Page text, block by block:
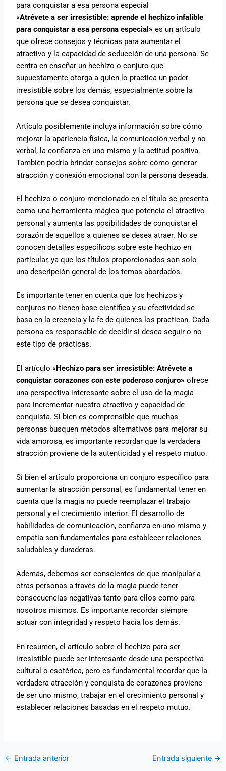
para conquistar a esa persona especial
«Atrévete a ser irresistible: aprende el hechizo infalible
para conquistar a esa persona especial» es un artículo
que ofrece consejos y técnicas para aumentar el
atractivo y la capacidad de seducción de una persona. Se
centra en enseñar un hechizo o conjuro que
supuestamente otorga a quien lo practica un poder
irresistible sobre los demás, especialmente sobre la
persona que se desea conquistar.
Artículo posiblemente incluya información sobre cómo
mejorar la apariencia física, la comunicación verbal y no
verbal, la confianza en uno mismo y la actitud positiva.
También podría brindar consejos sobre cómo generar
atracción y conexión emocional con la persona deseada.
El hechizo o conjuro mencionado en el título se presenta
como una herramienta mágica que potencia el atractivo
personal y aumenta las posibilidades de conquistar el
corazón de aquellos a quienes se desea atraer. No se
conocen detalles específicos sobre este hechizo en
particular, ya que los títulos proporcionados son solo
una descripción general de los temas abordados.
Es importante tener en cuenta que los hechizos y
conjuros no tienen base científica y su efectividad se
basa en la creencia y la fe de quienes los practican. Cada
persona es responsable de decidir si desea seguir o no
este tipo de prácticas.
El artículo «Hechizo para ser irresistible: Atrévete a
conquistar corazones con este poderoso conjuro» ofrece
una perspectiva interesante sobre el uso de la magia
para incrementar nuestro atractivo y capacidad de
conquista. Si bien es comprensible que muchas
personas busquen métodos alternativos para mejorar su
vida amorosa, es importante recordar que la verdadera
atracción proviene de la autenticidad y el respeto mutuo.
Si bien el artículo proporciona un conjuro específico para
aumentar la atracción personal, es fundamental tener en
cuenta que la magia no puede reemplazar el trabajo
personal y el crecimiento interior. El desarrollo de
habilidades de comunicación, confianza en uno mismo y
empatía son fundamentales para establecer relaciones
saludables y duraderas.
Además, debemos ser conscientes de que manipular a
otras personas a través de la magia puede tener
consecuencias negativas tanto para ellos como para
nosotros mismos. Es importante recordar siempre
actuar con integridad y respeto hacia los demás.
En resumen, el artículo sobre el hechizo para ser
irresistible puede ser interesante desde una perspectiva
cultural o esotérica, pero es fundamental recordar que la
verdadera atracción y conquista de corazones proviene
de ser uno mismo, trabajar en el crecimiento personal y
establecer relaciones basadas en el respeto mutuo.
← Entrada anterior Entrada siguiente →